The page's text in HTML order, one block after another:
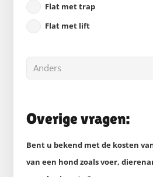
Flat met trap
Flat met lift
Overige vragen:
Bent u bekend met de kosten
van een hond zoals voer,